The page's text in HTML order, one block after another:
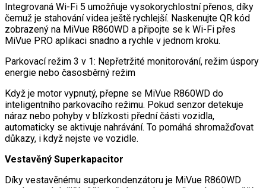
Integrovaná Wi-Fi 5 umožňuje vysokorychlostní přenos, díky
čemuž je stahování videa ještě rychlejší. Naskenujte QR kód
zobrazený na MiVue R860WD a připojte se k Wi-Fi přes
MiVue PRO aplikaci snadno a rychle v jednom kroku.
Parkovací režim 3 v 1: Nepřetržité monitorování, režim úspory
energie nebo časosběrný režim
Když je motor vypnutý, přepne se MiVue R860WD do
inteligentního parkovacího režimu. Pokud senzor detekuje
náraz nebo pohyby v blízkosti přední části vozidla,
automaticky se aktivuje nahrávání. To pomáhá shromažďovat
důkazy, i když nejste ve vozidle.
Vestavěný Superkapacitor
Díky vestavěnému superkondenzátoru je MiVue R860WD